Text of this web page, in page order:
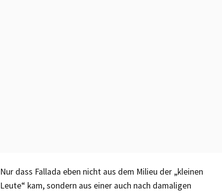
Nur dass Fallada eben nicht aus dem Milieu der „kleinen
Leute“ kam, sondern aus einer auch nach damaligen